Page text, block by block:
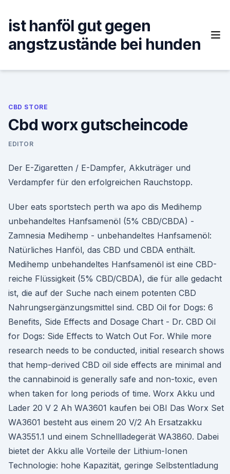
content
ist hanföl gut gegen
angstzustände bei hunden
CBD STORE
Cbd worx gutscheincode
EDITOR
Der E-Zigaretten / E-Dampfer, Akkuträger und
Verdampfer für den erfolgreichen Rauchstopp.
Uber eats sportstech perth wa apo dis Medihemp
unbehandeltes Hanfsamenöl (5% CBD/CBDA) -
Zamnesia Medihemp - unbehandeltes Hanfsamenöl:
Natürliches Hanföl, das CBD und CBDA enthält.
Medihemp unbehandeltes Hanfsamenöl ist eine CBD-
reiche Flüssigkeit (5% CBD/CBDA), die für alle gedacht
ist, die auf der Suche nach einem potenten CBD
Nahrungsergänzungsmittel sind. CBD Oil for Dogs: 6
Benefits, Side Effects and Dosage Chart - Dr. CBD Oil
for Dogs: Side Effects to Watch Out For. While more
research needs to be conducted, initial research shows
that hemp-derived CBD oil side effects are minimal and
the cannabinoid is generally safe and non-toxic, even
when taken for long periods of time. Worx Akku und
Lader 20 V 2 Ah WA3601 kaufen bei OBI Das Worx Set
WA3601 besteht aus einem 20 V/2 Ah Ersatzakku
WA3551.1 und einem Schnellladegerät WA3860. Dabei
bietet der Akku alle Vorteile der Lithium-Ionen
Technologie: hohe Kapazität, geringe Selbstentladung